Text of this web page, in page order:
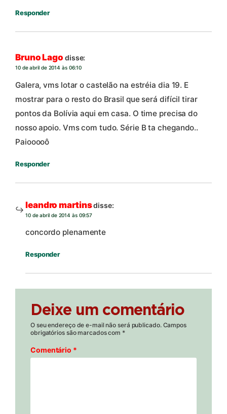
Responder
Bruno Lago disse:
10 de abril de 2014 às 06:10
Galera, vms lotar o castelão na estréia dia 19. E
mostrar para o resto do Brasil que será difícil tirar
pontos da Bolívia aqui em casa. O time precisa do
nosso apoio. Vms com tudo. Série B ta chegando..
Paiooooô
Responder
leandro martinsdisse:
10 de abril de 2014 às 09:57
concordo plenamente
Responder
Deixe um comentário
O seu endereço de e-mail não será publicado. Campos
obrigatórios são marcados com *
Comentário *